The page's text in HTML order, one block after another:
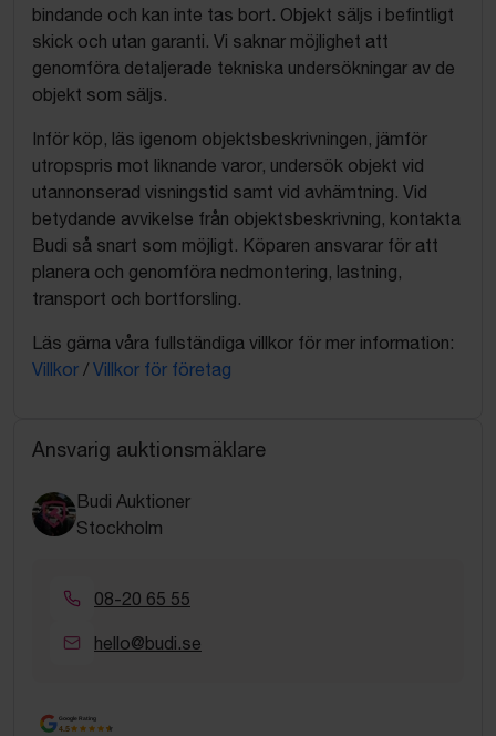
bindande och kan inte tas bort. Objekt säljs i befintligt
skick och utan garanti. Vi saknar möjlighet att
genomföra detaljerade tekniska undersökningar av de
objekt som säljs.
Inför köp, läs igenom objektsbeskrivningen, jämför
utropspris mot liknande varor, undersök objekt vid
utannonserad visningstid samt vid avhämtning. Vid
betydande avvikelse från objektsbeskrivning, kontakta
Budi så snart som möjligt. Köparen ansvarar för att
planera och genomföra nedmontering, lastning,
transport och bortforsling.
Läs gärna våra fullständiga villkor för mer information:
Villkor / Villkor för företag
Ansvarig auktionsmäklare
Budi Auktioner
Stockholm
08-20 65 55
hello@budi.se
Google Rating
4.5